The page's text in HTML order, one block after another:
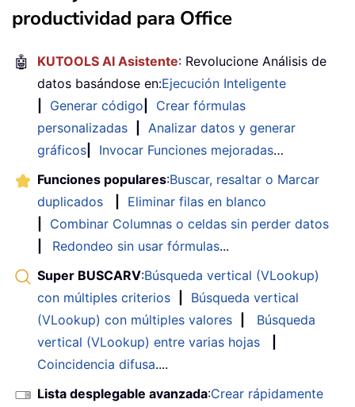
productividad para Office
🤖 KUTOOLS AI Asistente: Revolucione Análisis de
datos basándose en:Ejecución Inteligente
Generar código
Crear fórmulas
personalizadas
Analizar datos y generar
gráficos
Invocar Funciones mejoradas…
Funciones populares:Buscar, resaltar o Marcar
duplicados
Eliminar filas en blanco
Combinar Columnas o celdas sin perder datos
Redondeo sin usar fórmulas...
Super BUSCARV:Búsqueda vertical (VLookup)
con múltiples criterios
Búsqueda vertical
(VLookup) con múltiples valores
Búsqueda
vertical (VLookup) entre varias hojas
Coincidencia difusa....
Lista desplegable avanzada:Crear rápidamente